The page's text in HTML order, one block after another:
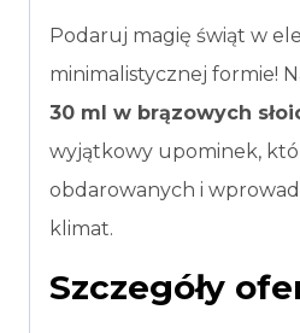
55
SZTUK
Podaruj magię świąt w
minimalistycznej formie!
30 ml w brązowych
wyjątkowy upominek,
obdarowanych i
klimat.
Szczegóły